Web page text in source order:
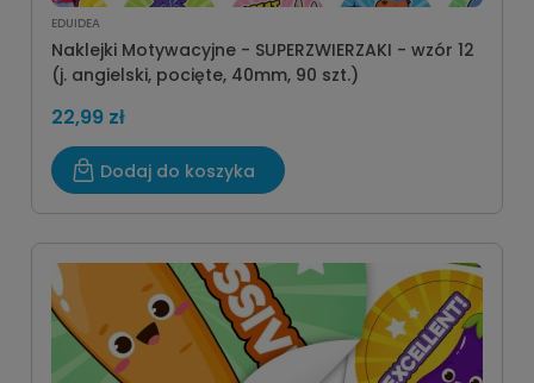
EDUIDEA
Naklejki Motywacyjne - SUPERZWIERZAKI - wzór 12
(j. angielski, pocięte, 40mm, 90 szt.)
22,99 zł
Dodaj do koszyka